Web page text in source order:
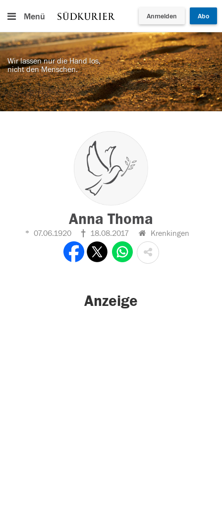
Menü Anmelden Abo
Wir lassen nur die Hand los,
nicht den Menschen.
Anna Thoma
07.06.1920 18.08.2017 Krenkingen
Anzeige